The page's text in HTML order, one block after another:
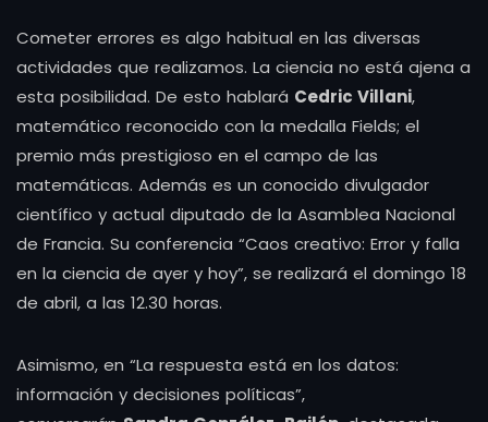
Cometer errores es algo habitual en las diversas
actividades que realizamos. La ciencia no está ajena a
esta posibilidad. De esto hablará Cedric Villani,
matemático reconocido con la medalla Fields; el
premio más prestigioso en el campo de las
matemáticas. Además es un conocido divulgador
científico y actual diputado de la Asamblea Nacional
de Francia. Su conferencia “Caos creativo: Error y falla
en la ciencia de ayer y hoy”, se realizará el domingo 18
de abril, a las 12.30 horas.
Asimismo, en “La respuesta está en los datos:
información y decisiones políticas”,